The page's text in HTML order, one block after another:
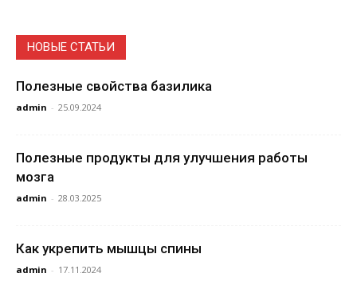
НОВЫЕ СТАТЬИ
Полезные свойства базилика
admin - 25.09.2024
Полезные продукты для улучшения работы
мозга
admin - 28.03.2025
Как укрепить мышцы спины
admin - 17.11.2024